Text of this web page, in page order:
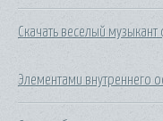
Скачать веселый
Элементами внутреннего